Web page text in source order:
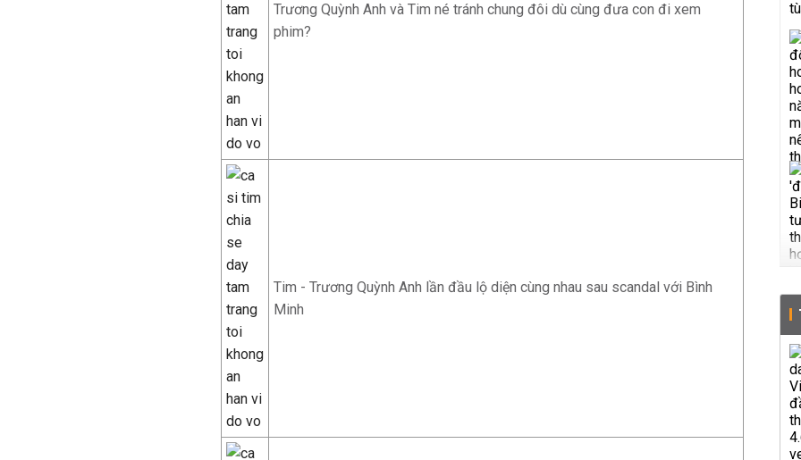
Trương Quỳnh Anh và Tim né tránh chung đôi dù cùng đưa con đi xem
phim?
Tim - Trương Quỳnh Anh lần đầu lộ diện cùng nhau sau scandal với Bình
Minh